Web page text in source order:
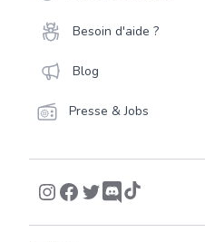
Besoin d'aide ?
Blog
Presse & Jobs